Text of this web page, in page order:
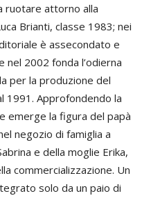
ruotare attorno alla
Brianti, classe 1983; nei
è assecondato e
nel 2002 fonda l’odierna
per la produzione del
1991. Approfondendo la
emerge la figura del papà
negozio di famiglia a
e della moglie Erika,
commercializzazione. Un
solo da un paio di